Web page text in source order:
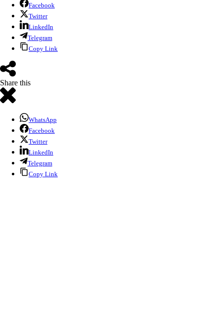
Facebook
Twitter
LinkedIn
Telegram
Copy Link
Share this
WhatsApp
Facebook
Twitter
LinkedIn
Telegram
Copy Link